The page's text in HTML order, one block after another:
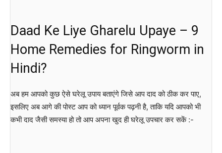
Daad Ke Liye Gharelu Upaye – 9
Home Remedies for Ringworm in
Hindi?
अब हम आपको कुछ ऐसे घरेलू उपाय बताएंगे जिसे आप दाद को ठीक कर पाए,
इसलिए अब आगे की पोस्ट आप को ध्यान पूर्वक पढ़नी है, ताकि यदि आपको भी
कभी दाद जैसी समस्या हो तो आप अपना खुद ही घरेलू उपचार कर सकें :-